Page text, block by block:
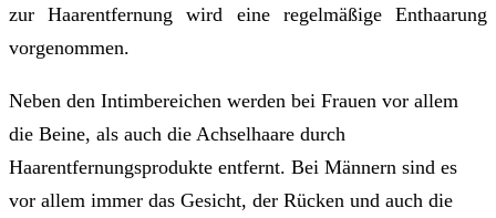
zur Haarentfernung wird eine regelmäßige Enthaarung
vorgenommen.
Neben den Intimbereichen werden bei Frauen vor allem
die Beine, als auch die Achselhaare durch
Haarentfernungsprodukte entfernt. Bei Männern sind es
vor allem immer das Gesicht, der Rücken und auch die